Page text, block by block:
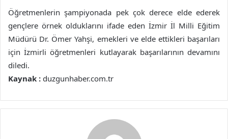
Öğretmenlerin şampiyonada pek çok derece elde ederek
gençlere örnek olduklarını ifade eden İzmir İl Milli Eğitim
Müdürü Dr. Ömer Yahşi, emekleri ve elde ettikleri başarıları
için İzmirli öğretmenleri kutlayarak başarılarının devamını
diledi.
Kaynak : duzgunhaber.com.tr